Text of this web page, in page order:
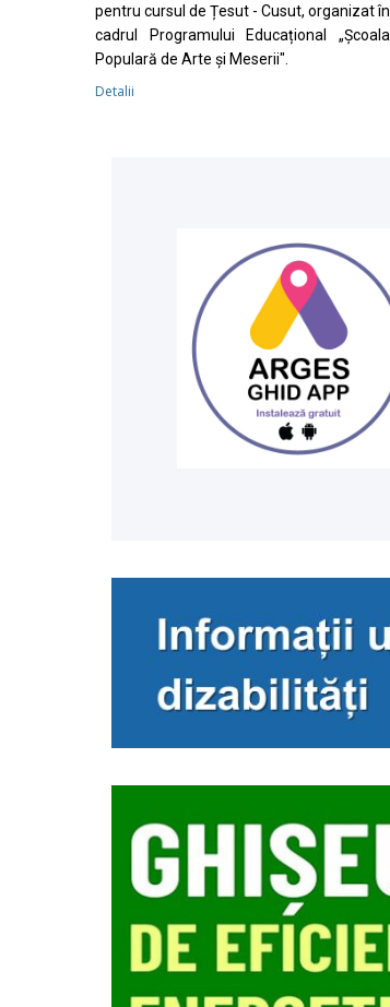
pentru cursul de Țesut - Cusut, organizat în
cadrul Programului Educațional „Școala
Populară de Arte și Meserii".
Detalii